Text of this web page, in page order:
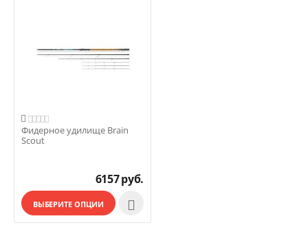

Фидерное удилище Brain
Scout
6157руб.
ВЫБЕРИТЕ ОПЦИИ 